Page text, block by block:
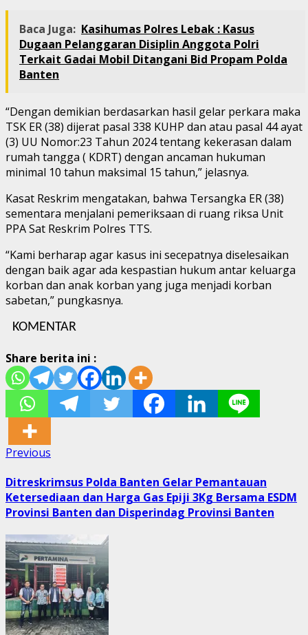
Baca Juga: Kasihumas Polres Lebak : Kasus
Dugaan Pelanggaran Disiplin Anggota Polri
Terkait Gadai Mobil Ditangani Bid Propam Polda
Banten
“Dengan demikian berdasarkan hasil gelar perkara maka
TSK ER (38) dijerat pasal 338 KUHP dan atau pasal 44 ayat
(3) UU Nomor:23 Tahun 2024 tentang kekerasan dalam
rumah tangga ( KDRT) dengan ancaman hukuman
minimal 10 tahun maksimal 15 tahun,” jelasnya.
Kasat Reskrim mengatakan, bahwa Tersangka ER (38)
sementara menjalani pemeriksaan di ruang riksa Unit
PPA Sat Reskrim Polres TTS.
“Kami berharap agar kasus ini secepatnya diselesaikan
dengan baik agar ada kespastian hukum antar keluarga
korban dan anak korban yang juga menjadi korban
sabetan,” pungkasnya.
KOMENTAR
Share berita ini :
Post
navigation
Previous
Ditreskrimsus Polda Banten Gelar Pemantauan
Ketersediaan dan Harga Gas Epiji 3Kg Bersama ESDM
Provinsi Banten dan Disperindag Provinsi Banten